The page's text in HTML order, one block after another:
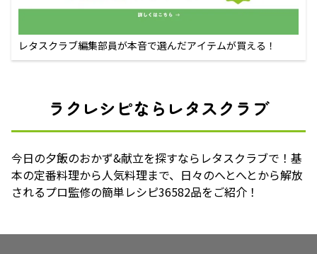
レタスクラブ編集部員が本音で選んだアイテムが買える！
ラクレシピならレタスクラブ
今日の夕飯のおかず&献立を探すならレタスクラブで！基
本の定番料理から人気料理まで、日々のへとへとから解放
されるプロ監修の簡単レシピ36582品をご紹介！